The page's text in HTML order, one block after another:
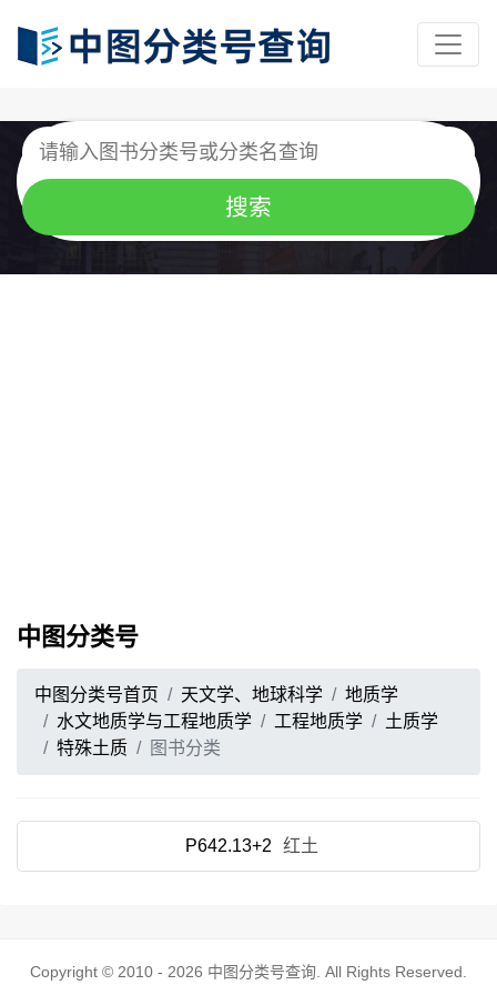
中图分类号
中图分类号首页 天文学、地球科学
地质学
水文地质学与工程地质学
工程地质学
土质学
特殊土质
图书分类
P642.13+2 红土
Copyright © 2010 - 2026 中图分类号查询 . All Rights Reserved.